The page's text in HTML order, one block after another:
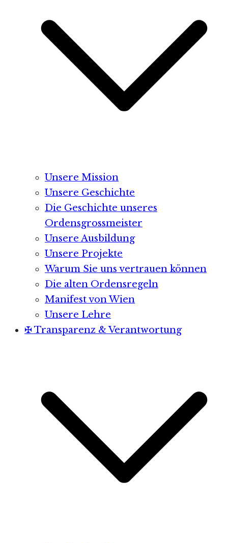
Unsere Mission
Unsere Geschichte
Die Geschichte unseres
Ordensgrossmeister
Unsere Ausbildung
Unsere Projekte
Warum Sie uns vertrauen können
Die alten Ordensregeln
Manifest von Wien
Unsere Lehre
✠ Transparenz & Verantwortung